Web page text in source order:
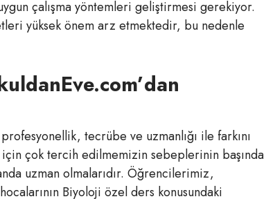
çalışma yöntemleri geliştirmesi gerekiyor.
yüksek önem arz etmektedir, bu nedenle
tecrübe ve uzmanlığı ile farkını
çok tercih edilmemizin sebeplerinin başında
uzman olmalarıdır. Öğrencilerimiz,
Biyoloji özel ders konusundaki